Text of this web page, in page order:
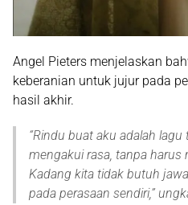
Angel Pieters menjelaskan
keberanian untuk jujur pada
hasil akhir.
“Rindu buat aku adalah
mengakui rasa, tanpa harus
Kadang kita tidak butuh
pada perasaan sendiri,”